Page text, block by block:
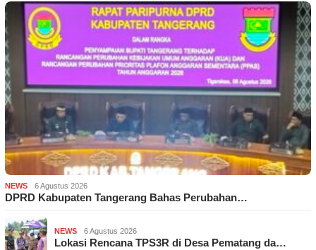
NEWS 6 Agustus 2026
DPRD Kabupaten Tangerang Bahas Perubahan…
NEWS 6 Agustus 2026
Lokasi Rencana TPS3R di Desa Pematang da…